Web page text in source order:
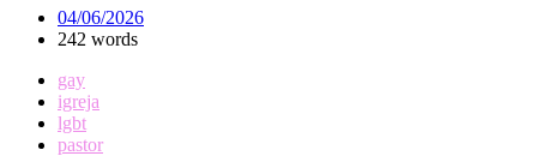
04/06/2026
242 words
gay
igreja
lgbt
pastor